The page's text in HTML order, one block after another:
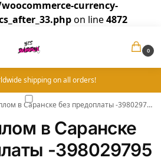
currency-
on line4872
0
shipping on all orders!
в Саранске без предоплаты -398029795
в Саранске
-398029795